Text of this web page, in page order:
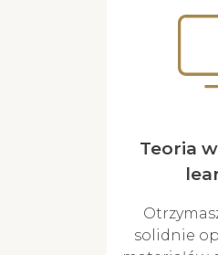
Teoria
solidnie